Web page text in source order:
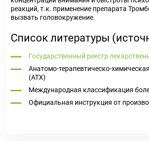
реакций, т.к. применение препарата
вызвать головокружение.
Список литературы
Государственный реестр
Анатомо-терапевтическо-
(ATX)
Международная классификация
Официальная инструкция от